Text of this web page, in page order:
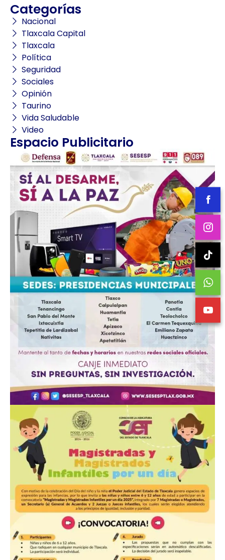
Categorías
Nacional
Tlaxcala Capital
Tlaxcala
Política
Seguridad
Sociales
Opinión
Taurino
Vida Saludable
Video
Espacio Publicitario